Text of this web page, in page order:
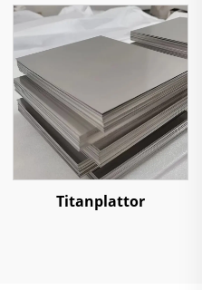
Titanplattor